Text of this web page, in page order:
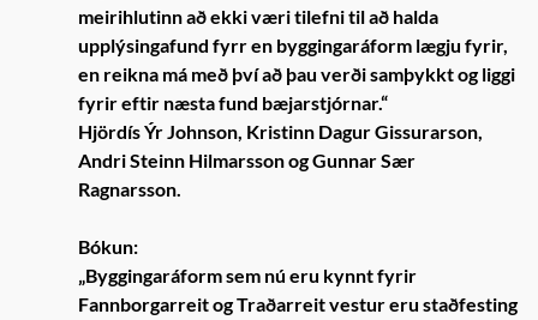
meirihlutinn að ekki væri tilefni til að halda
upplýsingafund fyrr en byggingaráform lægju fyrir,
en reikna má með því að þau verði samþykkt og liggi
fyrir eftir næsta fund bæjarstjórnar.“
Hjördís Ýr Johnson, Kristinn Dagur Gissurarson,
Andri Steinn Hilmarsson og Gunnar Sær
Ragnarsson.
Bókun:
„Byggingaráform sem nú eru kynnt fyrir
Fannborgarreit og Traðarreit vestur eru staðfesting